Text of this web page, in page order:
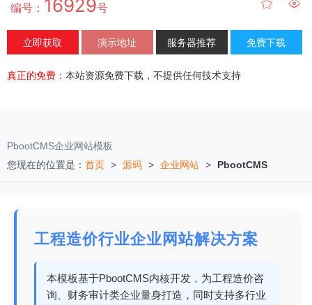
编号： 16929号
立即获取 演示地址 服务器推荐 免费下载
真正的免费： 本站资源免费下载，不提供任何技术支持
PbootCMS企业网站模板
您现在的位置是： 首页 > 源码 > 企业网站 > PbootCMS
工程造价行业企业网站解决方案
本模板基于PbootCMS内核开发，为工程造价咨
询、财务审计类企业量身打造，同时支持多行业